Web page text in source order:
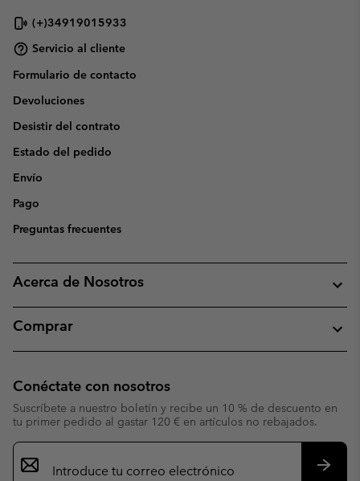
(+)34919015933
Servicio al cliente
Formulario de contacto
Devoluciones
Desistir del contrato
Estado del pedido
Envío
Pago
Preguntas frecuentes
Acerca de Nosotros
Comprar
Conéctate con nosotros
Suscríbete a nuestro boletín y recibe un 10 % de descuento en
tu primer pedido al gastar 120 € en artículos no rebajados.
Suscripción
de